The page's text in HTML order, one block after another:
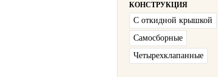
КОНСТРУКЦИЯ
С откидной крышкой
Самосборные
Четырехклапанные